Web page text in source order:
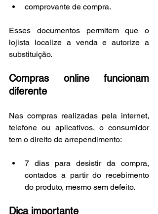
comprovante de compra.
Esses documentos permitem que o
lojista localize a venda e autorize a
substituição.
Compras online funcionam
diferente
Nas compras realizadas pela internet,
telefone ou aplicativos, o consumidor
tem o direito de arrependimento:
7 dias para desistir da compra,
contados a partir do recebimento
do produto, mesmo sem defeito.
Dica importante